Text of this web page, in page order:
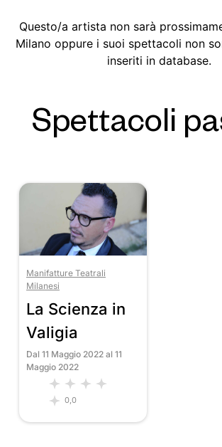
Questo/a artista non sarà
Milano oppure i suoi spettacoli non
inseriti in database.
Spettacoli
Manifatture Teatrali
Milanesi
La Scienza in
Valigia
Dal 11 Maggio 2022 al 11
Maggio 2022
0,0